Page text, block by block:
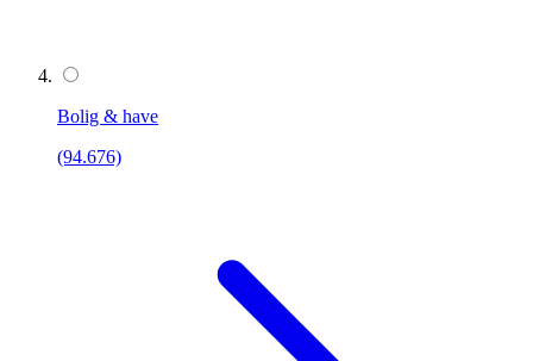
Bolig & have
(94.676)